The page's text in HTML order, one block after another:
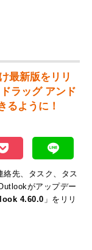
最新版をリリ
ラッグ アンド
るように！
先、タスク、タス
がアップデー
4.60.0 」をリリ